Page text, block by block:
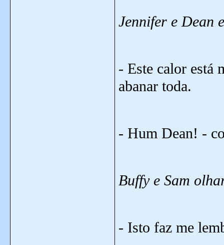
Jennifer e Dean
- Este calor está
abanar toda.
- Hum Dean! -
Buffy e Sam
- Isto faz me